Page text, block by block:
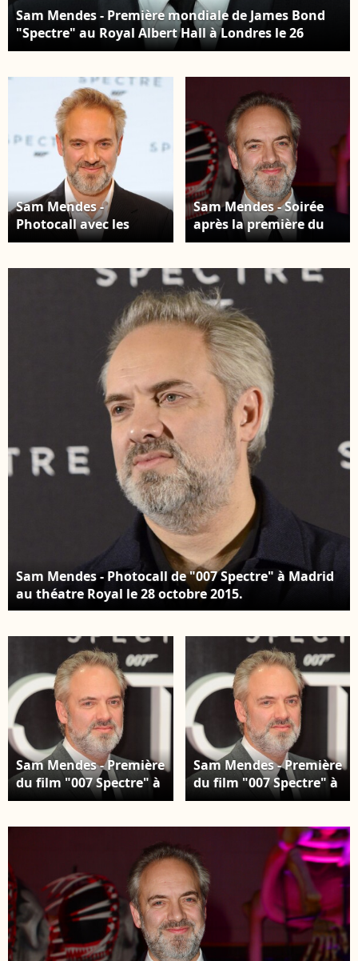
Sam Mendes - Première mondiale de James Bond
"Spectre" au Royal Albert Hall à Londres le 26
octobre 2015.
Sam Mendes -
Photocall avec les
acteurs de la 24ème
nouveau film de James
Bond à Pinewood. Le 4
Sam Mendes - Soirée
après la première du
film "James Bond
Museum à Londres. Le
26 octobre 2015
Sam Mendes - Photocall de "007 Spectre" à Madrid
au théatre Royal le 28 octobre 2015.
Sam Mendes - Première
du film "007 Spectre" à
Mexico, le 2 novembre
Sam Mendes - Première
du film "007 Spectre" à
Mexico, le 2 novembre